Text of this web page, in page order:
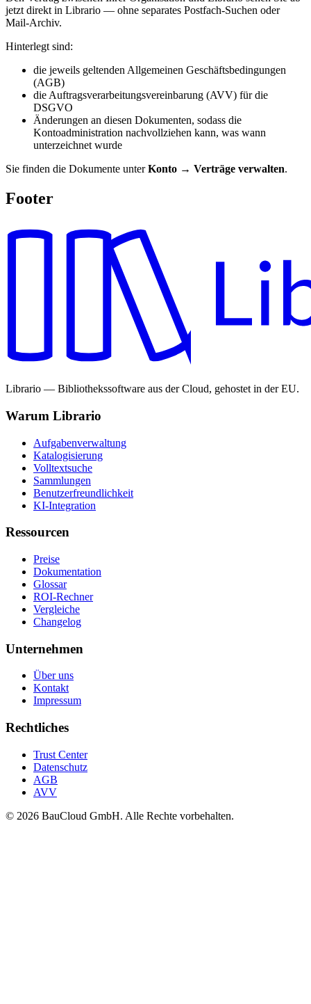
jetzt direkt in Librario — ohne separates Postfach-Suchen oder
Mail-Archiv.
Hinterlegt sind:
die jeweils geltenden Allgemeinen Geschäftsbedingungen
(AGB)
die Auftragsverarbeitungsvereinbarung (AVV) für die
DSGVO
Änderungen an diesen Dokumenten, sodass die
Kontoadministration nachvollziehen kann, was wann
unterzeichnet wurde
Sie finden die Dokumente unterKonto → Verträge verwalten.
Footer
Librario — Bibliothekssoftware aus der Cloud, gehostet in der EU.
Warum Librario
Aufgabenverwaltung
Katalogisierung
Volltextsuche
Sammlungen
Benutzerfreundlichkeit
KI-Integration
Ressourcen
Preise
Dokumentation
Glossar
ROI-Rechner
Vergleiche
Changelog
Unternehmen
Über uns
Kontakt
Impressum
Rechtliches
Trust Center
Datenschutz
AGB
AVV
© 2026 BauCloud GmbH. Alle Rechte vorbehalten.